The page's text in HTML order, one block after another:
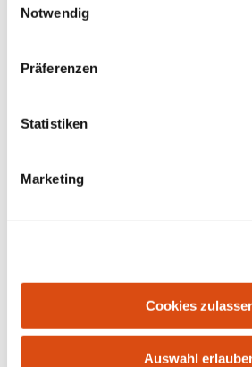
Notwendig
Präferenzen
Statistiken
Marketing
Cookies
Auswahl
Bahnhofstr. 10 | 21255 Tostedt |